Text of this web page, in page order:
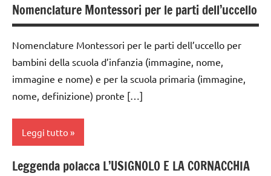
BIOLOGIA
MONTESSORI
classe
1a
classe
2a
3a
dai
Nomenclature Montessori per le parti dell’uccello
Nomenclature Montessori per le parti dell’uccello per
bambini della scuola d’infanzia (immagine, nome,
immagine e nome) e per la scuola primaria (immagine,
nome, definizione) pronte […]
Leggi tutto
BIOLOGIA
Leggenda polacca L’USIGNOLO E LA CORNACCHIA